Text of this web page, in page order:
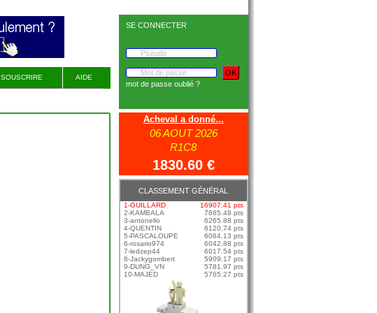
SOUSCRIRE AIDE
SE CONNECTER
mot de passe oublié ?
Acheval a donné...
06 AOUT 2026
R1C8
1830.60 €
CLASSEMENT GÉNÉRAL
1-GUILLARD
16907.41 pts
2-KAMBALA
7865.48 pts
3-antonello
6265.88 pts
4-QUENTIN
6120.74 pts
5-PASCALOUPE
6084.13 pts
6-rosario974
6042.88 pts
7-ledzep44
6017.54 pts
8-Jackygombert
5909.17 pts
9-DUNG_VN
5781.97 pts
10-MAJED
5765.27 pts